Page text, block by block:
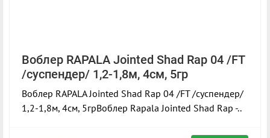
Воблер RAPALA Jointed Shad Rap 04 /FT
/суспендер/ 1,2-1,8м, 4см, 5гр
Воблер RAPALA Jointed Shad Rap 04 /FT /суспендер/
1,2-1,8м, 4см, 5грВоблер Rapala Jointed Shad Rap -..